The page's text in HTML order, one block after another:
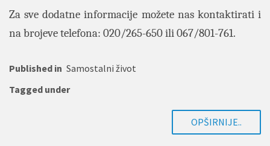
Za sve dodatne informacije možete nas kontaktirati i
na brojeve telefona: 020/265-650 ili 067/801-761.
Published in Samostalni život
Tagged under
OPŠIRNIJE..